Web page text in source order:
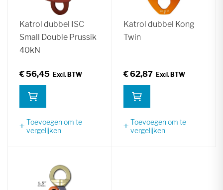
Katrol dubbel ISC
Small Double Prussik
40kN
€ 56,45
Toevoegen om te
vergelijken
Katrol dubbel Kong
Twin
€ 62,87
Toevoegen om te
vergelijken